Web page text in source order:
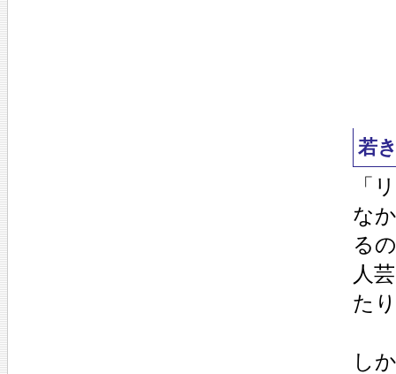
若
「
な
る
人
た
し